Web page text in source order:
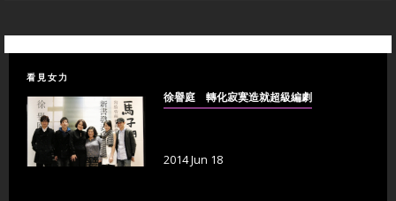
看見女力
徐譽庭 轉化寂寞造就超級編劇
2014 Jun 18